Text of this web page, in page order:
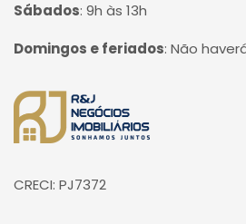
Sábados: 9h às 13h
Domingos e feriados: Não
Página inicial
CRECI: PJ7372